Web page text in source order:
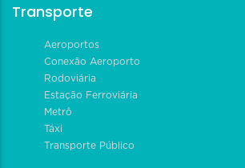
Transporte
Aeroportos
Conexão Aeroporto
Rodoviária
Estação Ferroviária
Metrô
Táxi
Transporte Público